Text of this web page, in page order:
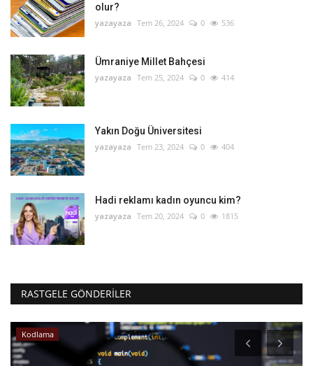
olur?
yazayaza Tem 26, 2024 0 536
Ümraniye Millet Bahçesi
yazayaza Tem 25, 2024 0 414
Yakın Doğu Üniversitesi
yazayaza Tem 23, 2024 0 404
Hadi reklamı kadın oyuncu kim?
yazayaza Tem 20, 2024 0 1815
RASTGELE GÖNDERILER
Kodlama